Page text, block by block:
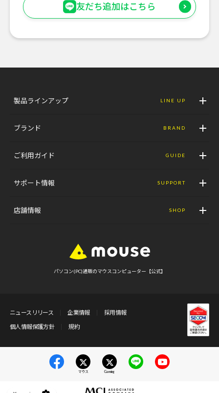
友だち追加はこちら
製品ラインアップ LINE UP
ブランド BRAND
ご利用ガイド GUIDE
サポート情報 SUPPORT
店舗情報 SHOP
パソコン(PC)通販のマウスコンピューター【公式】
ニュースリリース 企業情報
採用情報
個人情報保護方針
規約
マウス Gaming